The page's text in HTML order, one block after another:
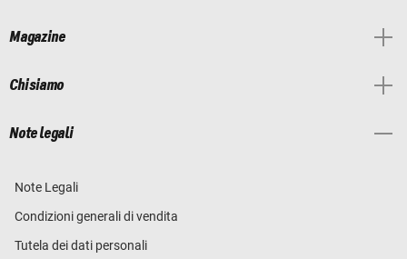
Magazine
Chi siamo
Note legali
Note Legali
Condizioni generali di vendita
Tutela dei dati personali